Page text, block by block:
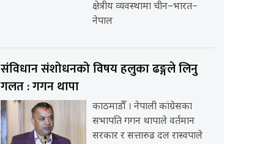
क्षेत्रीय व्यवस्थामा चीन–भारत–
नेपाल
संविधान संशोधनको विषय हलुका ढङ्गले लिनु
गलत : गगन थापा
काठमाडौँ । नेपाली कांग्रेसका
सभापति गगन थापाले वर्तमान
सरकार र सत्तारुढ दल रास्वपाले